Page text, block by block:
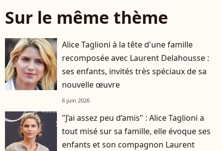
Sur le même thème
Alice Taglioni à la tête d'une famille
recomposée avec Laurent Delahousse :
ses enfants, invités très spéciaux de sa
nouvelle œuvre
6 juin 2026
"J’ai assez peu d’amis" : Alice Taglioni a
tout misé sur sa famille, elle évoque ses
enfants et son compagnon Laurent